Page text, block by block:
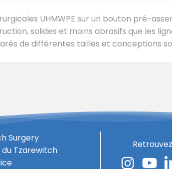
UHMWPE sur un bouton pré-
solides et moins abrasifs que les
de différentes tailles et conceptions
Surgery
du Tzarewitch